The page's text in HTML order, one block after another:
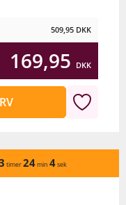
509,95 DKK
169,95 DKK
timer24min 4sek